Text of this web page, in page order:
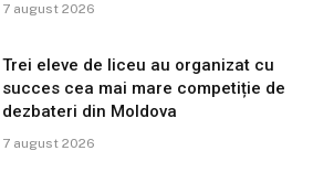
7 august 2026
Trei eleve de liceu au organizat cu
succes cea mai mare competiție de
dezbateri din Moldova
7 august 2026